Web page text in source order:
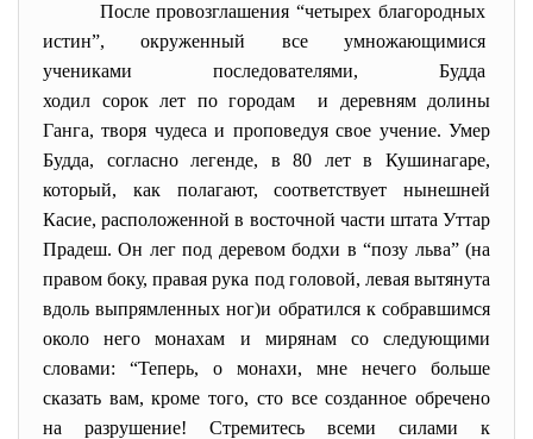
После провозглашения “четырех благородных
истин”, окруженный все умножающимися
учениками последователями, Будда
ходил сорок лет по городам и деревням долины
Ганга, творя чудеса и проповедуя свое учение. Умер
Будда, согласно легенде, в 80 лет в Кушинагаре,
который, как полагают, соответствует нынешней
Касие, расположенной в восточной части штата Уттар
Прадеш. Он лег под деревом бодхи в “позу льва” (на
правом боку, правая рука под головой, левая вытянута
вдоль выпрямленных ног)и обратился к собравшимся
около него монахам и мирянам со следующими
словами: “Теперь, о монахи, мне нечего больше
сказать вам, кроме того, сто все созданное обречено
на разрушение! Стремитесь всеми силами к